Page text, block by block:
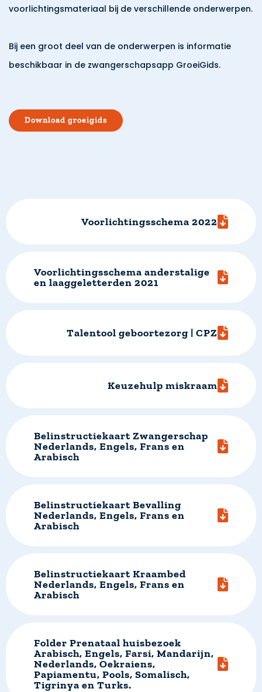
Voorlichtingsschema 2022
Voorlichtingsschema anderstalige
en laaggeletterden 2021
Talentool geboortezorg | CPZ
Keuzehulp miskraam
Belinstructiekaart Zwangerschap
Nederlands, Engels, Frans en
Arabisch
Belinstructiekaart Bevalling
Nederlands, Engels, Frans en
Arabisch
Belinstructiekaart Kraambed
Nederlands, Engels, Frans en
Arabisch
Folder Prenataal huisbezoek
Arabisch, Engels, Farsi, Mandarijn,
Nederlands, Oekraiens,
Papiamentu, Pools, Somalisch,
Tigrinya en Turks.
voorlichtingsmateriaal bij de verschillende onderwerpen.
Bij een groot deel van de onderwerpen is informatie
beschikbaar in de zwangerschapsapp GroeiGids.
Download groeigids